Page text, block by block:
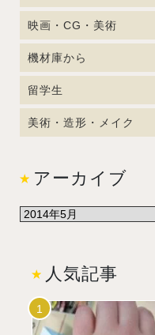
映画・CG・美術
機材庫から
留学生
美術・造形・メイク
アーカイブ
人気記事